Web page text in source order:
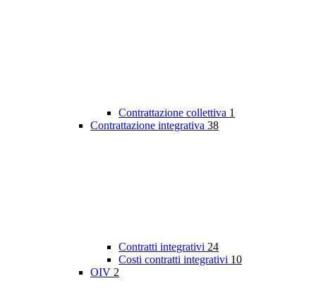
Contrattazione collettiva 1
Contrattazione integrativa 38
Contratti integrativi 24
Costi contratti integrativi 10
OIV 2